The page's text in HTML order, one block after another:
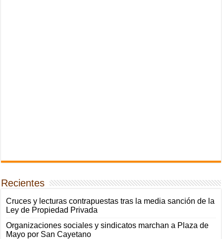
Recientes
Cruces y lecturas contrapuestas tras la media sanción de la
Ley de Propiedad Privada
Organizaciones sociales y sindicatos marchan a Plaza de
Mayo por San Cayetano